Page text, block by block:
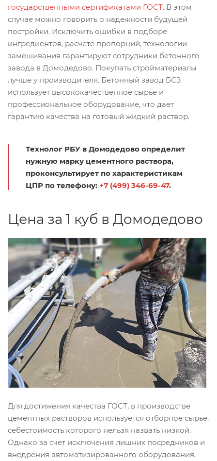
государственными сертификатами ГОСТ. В этом
случае можно говорить о надежности будущей
постройки. Исключить ошибки в подборе
ингредиентов, расчете пропорций, технологии
замешивания гарантируют сотрудники бетонного
завода в Домодедово. Покупать стройматериалы
лучше у производителя. Бетонный завод БСЗ
использует высококачественное сырье и
профессиональное оборудование, что дает
гарантию качества на готовый жидкий раствор.
Технолог РБУ в Домодедово определит
нужную марку цементного раствора,
проконсультирует по характеристикам
ЦПР по телефону: +7 (499) 346-69-47.
Цена за 1 куб в Домодедово
Для достижения качества ГОСТ, в производстве
цементных растворов используется отборное сырье,
себестоимость которого нельзя назвать низкой.
Однако за счет исключения лишних посредников и
внедрения автоматизированного оборудования,